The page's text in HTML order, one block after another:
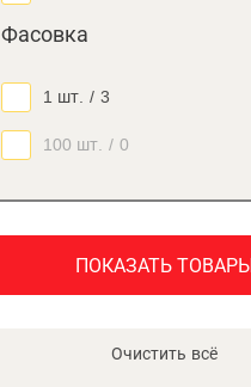
Фасовка
1 шт. / 3
100 шт. / 0
ПОКАЗАТЬ ТОВАРЫ
Очистить всё